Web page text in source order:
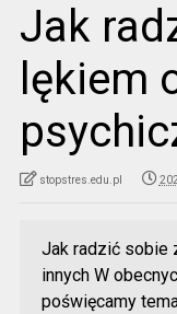
Jak
lękiem
stopstres.edu.pl
Jak radzić sobie
innych W
poświęcamy